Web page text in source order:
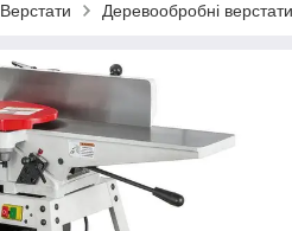
Верстати Деревообробні верстати